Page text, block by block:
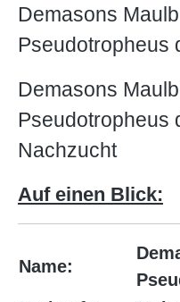
Demasons
Pseudotropheus
Demasons
Pseudotropheus
Nachzucht
Auf einen Blick:
Name: